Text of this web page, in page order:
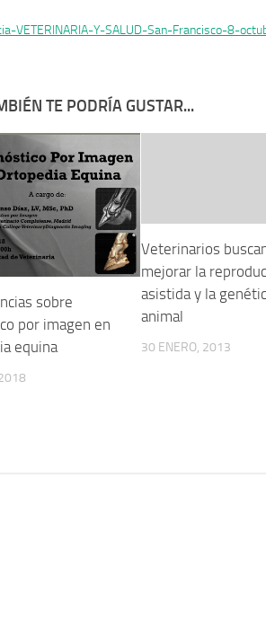
VETERINARIA-Y-SALUD-San-Francisco-8-
TE PODRÍA GUSTAR...
sobre
por imagen en
equina
Veterinarios
mejorar la
asistida y la
animal
30 ENERO, 2013